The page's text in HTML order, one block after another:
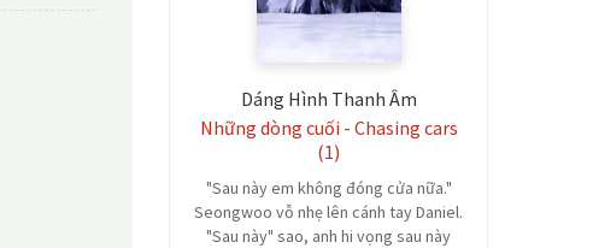
Dáng Hình Thanh Âm
Những dòng cuối - Chasing cars
(1)
"Sau này em không đóng cửa nữa."
Seongwoo vỗ nhẹ lên cánh tay Daniel.
"Sau này" sao, anh hi vọng sau này